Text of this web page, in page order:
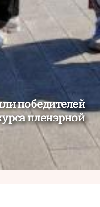
победителей
пленэрной